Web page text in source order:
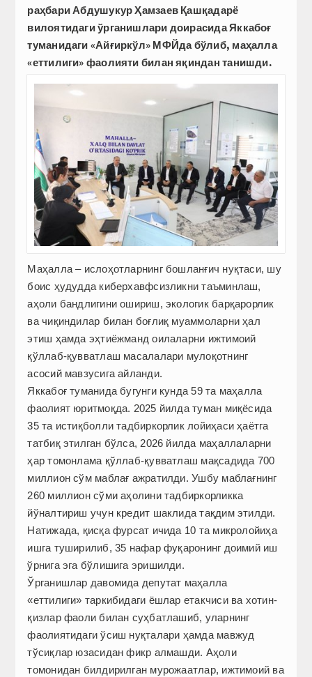
раҳбари Абдушукур Ҳамзаев Қашқадарё
вилоятидаги ўрганишлари доирасида Яккабоғ
туманидаги «Айғиркўл» МФЙда бўлиб, маҳалла
«еттилиги» фаолияти билан яқиндан танишди.
Маҳалла – ислоҳотларнинг бошланғич нуқтаси, шу
боис ҳудудда киберхавфсизликни таъминлаш,
аҳоли бандлигини ошириш, экологик барқарорлик
ва чиқиндилар билан боғлиқ муаммоларни ҳал
этиш ҳамда эҳтиёжманд оилаларни ижтимоий
қўллаб-қувватлаш масалалари мулоқотнинг
асосий мавзусига айланди.
Яккабоғ туманида бугунги кунда 59 та маҳалла
фаолият юритмоқда. 2025 йилда туман миқёсида
35 та истиқболли тадбиркорлик лойиҳаси ҳаётга
татбиқ этилган бўлса, 2026 йилда маҳаллаларни
ҳар томонлама қўллаб-қувватлаш мақсадида 700
миллион сўм маблағ ажратилди. Ушбу маблағнинг
260 миллион сўми аҳолини тадбиркорликка
йўналтириш учун кредит шаклида тақдим этилди.
Натижада, қисқа фурсат ичида 10 та микролойиҳа
ишга туширилиб, 35 нафар фуқаронинг доимий иш
ўрнига эга бўлишига эришилди.
Ўрганишлар давомида депутат маҳалла
«еттилиги» таркибидаги ёшлар етакчиси ва хотин-
қизлар фаоли билан суҳбатлашиб, уларнинг
фаолиятидаги ўсиш нуқталари ҳамда мавжуд
тўсиқлар юзасидан фикр алмашди. Аҳоли
томонидан билдирилган мурожаатлар, ижтимоий ва